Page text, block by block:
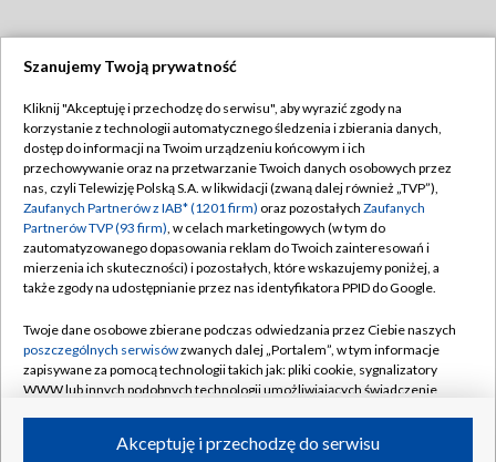
TVP
Abonament TVP
Emisja w TVP
Centrum informacji TVP
Naziemna Telewizja Cyfrowa
Rada Programowa
System NOS
Informacje o nadawcy
Program dla prasy
Regulamin TVP
Polityka prywatności
Moje zgody
Pomoc
Kontakt
Kanały
Szanujemy Twoją prywatność
Kliknij "Akceptuję i przechodzę do serwisu", aby wyrazić zgody na
korzystanie z technologii automatycznego śledzenia i zbierania danych,
dostęp do informacji na Twoim urządzeniu końcowym i ich
przechowywanie oraz na przetwarzanie Twoich danych osobowych przez
nas, czyli Telewizję Polską S.A. w likwidacji (zwaną dalej również „TVP”),
Zaufanych Partnerów z IAB* (1201 firm) oraz pozostałych Zaufanych
Partnerów TVP (93 firm), w celach marketingowych (w tym do
zautomatyzowanego dopasowania reklam do Twoich zainteresowań i
mierzenia ich skuteczności) i pozostałych, które wskazujemy poniżej, a
także zgody na udostępnianie przez nas identyfikatora PPID do Google.
Twoje dane osobowe zbierane podczas odwiedzania przez Ciebie naszych
poszczególnych serwisówzwanych dalej „Portalem”, w tym informacje
zapisywane za pomocą technologii takich jak: pliki cookie, sygnalizatory
WWW lub innych podobnych technologii umożliwiających świadczenie
ruchu w Internecie.Akceptuję i przechodzę do serwisu